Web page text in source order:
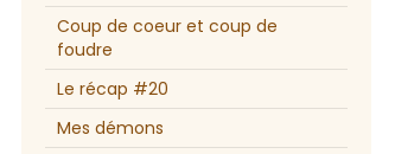
Coup de coeur et coup de
foudre
Le récap #20
Mes démons